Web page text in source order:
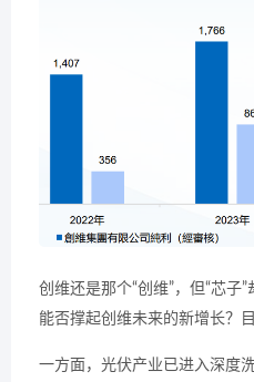
创维还是那个“创维”，但“芯子
能否撑起创维未来的新增长？
一方面，光伏产业已进入深度